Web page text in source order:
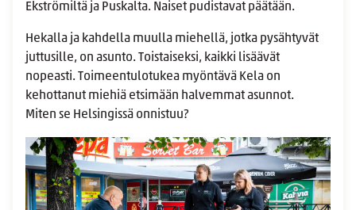
Ekströmiltä ja Puskalta. Naiset pudistavat päätään.
Hekalla ja kahdella muulla miehellä, jotka pysähtyvät
juttusille, on asunto. Toistaiseksi, kaikki lisäävät
nopeasti. Toimeentulotukea myöntävä Kela on
kehottanut miehiä etsimään halvemmat asunnot.
Miten se Helsingissä onnistuu?